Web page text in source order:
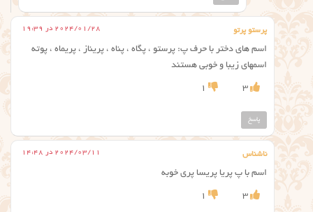
پرستو پرتو 2024/01/28 در 19:39
اسم های دختر با حرف پ: پرستو ، پگاه ، پناه ، پریناز ، پریماه ، پوته
اسمهای زیبا و خوبی هستند
3
1
پاسخ
ناشناس 2024/03/11 در 14:48
اسم با پ پریا پریسا پری خوبه
3
1